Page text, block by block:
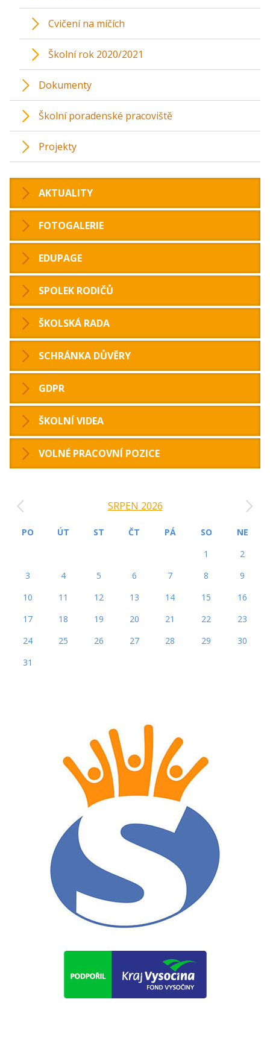
Cvičení na míčích
Školní rok 2020/2021
Dokumenty
Školní poradenské pracoviště
Projekty
AKTUALITY
FOTOGALERIE
EDUPAGE
SPOLEK RODIČŮ
ŠKOLSKÁ RADA
SCHRÁNKA DŮVĚRY
GDPR
ŠKOLNÍ VIDEA
VOLNÉ PRACOVNÍ POZICE
SRPEN 2026
PO ÚT ST ČT PÁ SO
NE
1
2
3
4 5 6 7 8
9
10
11 12 13 14 15
16
17
18 19 20 21 22
23
24
25 26 27 28 29
30
31